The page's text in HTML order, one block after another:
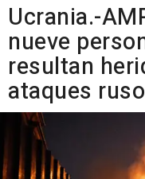
Ucrania.-
nueve
resultan
ataques